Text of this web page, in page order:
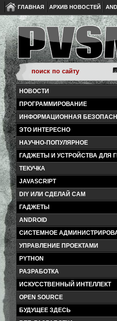
ГЛАВНАЯ АРХИВ НОВОСТЕЙ
НОВОСТИ
ПРОГРАММИРОВАНИЕ
ИНФОРМАЦИОННАЯ
ЭТО ИНТЕРЕСНО
НАУЧНО-ПОПУЛЯРНОЕ
ГАДЖЕТЫ И УСТРОЙСТВА ДЛЯ
ТЕКУЧКА
JAVASCRIPT
DIY ИЛИ СДЕЛАЙ САМ
ГАДЖЕТЫ
ANDROID
СИСТЕМНОЕ
УПРАВЛЕНИЕ ПРОЕКТАМИ
PYTHON
РАЗРАБОТКА
ИСКУССТВЕННЫЙ ИНТЕЛЛЕКТ
OPEN SOURCE
БУДУЩЕЕ ЗДЕСЬ